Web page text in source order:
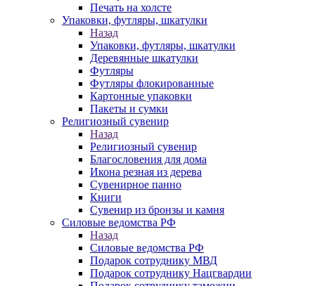
Печать на холсте
Упаковки, футляры, шкатулки
Назад
Упаковки, футляры, шкатулки
Деревянные шкатулки
Футляры
Футляры флокированные
Картонные упаковки
Пакеты и сумки
Религиозный сувенир
Назад
Религиозный сувенир
Благословения для дома
Икона резная из дерева
Сувенирное панно
Книги
Сувенир из бронзы и камня
Силовые ведомства РФ
Назад
Силовые ведомства РФ
Подарок сотруднику МВД
Подарок сотруднику Нацгвардии